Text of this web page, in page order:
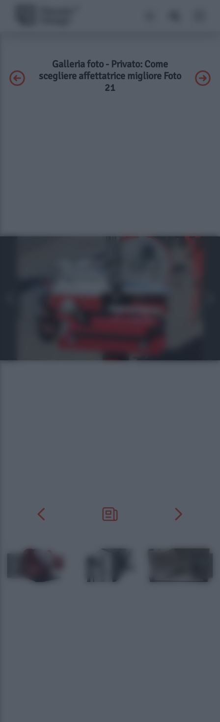
Galleria foto - Privato: Come
scegliere affettatrice migliore Foto
21